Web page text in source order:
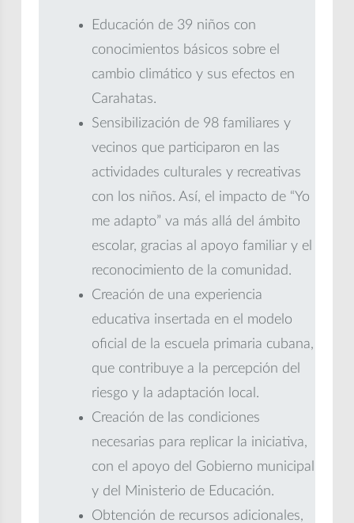
Educación de 39 niños con
conocimientos básicos sobre el
cambio climático y sus efectos en
Carahatas.
Sensibilización de 98 familiares y
vecinos que participaron en las
actividades culturales y recreativas
con los niños. Así, el impacto de “Yo
me adapto” va más allá del ámbito
escolar, gracias al apoyo familiar y el
reconocimiento de la comunidad.
Creación de una experiencia
educativa insertada en el modelo
oficial de la escuela primaria cubana,
que contribuye a la percepción del
riesgo y la adaptación local.
Creación de las condiciones
necesarias para replicar la iniciativa,
con el apoyo del Gobierno municipal
y del Ministerio de Educación.
Obtención de recursos adicionales,